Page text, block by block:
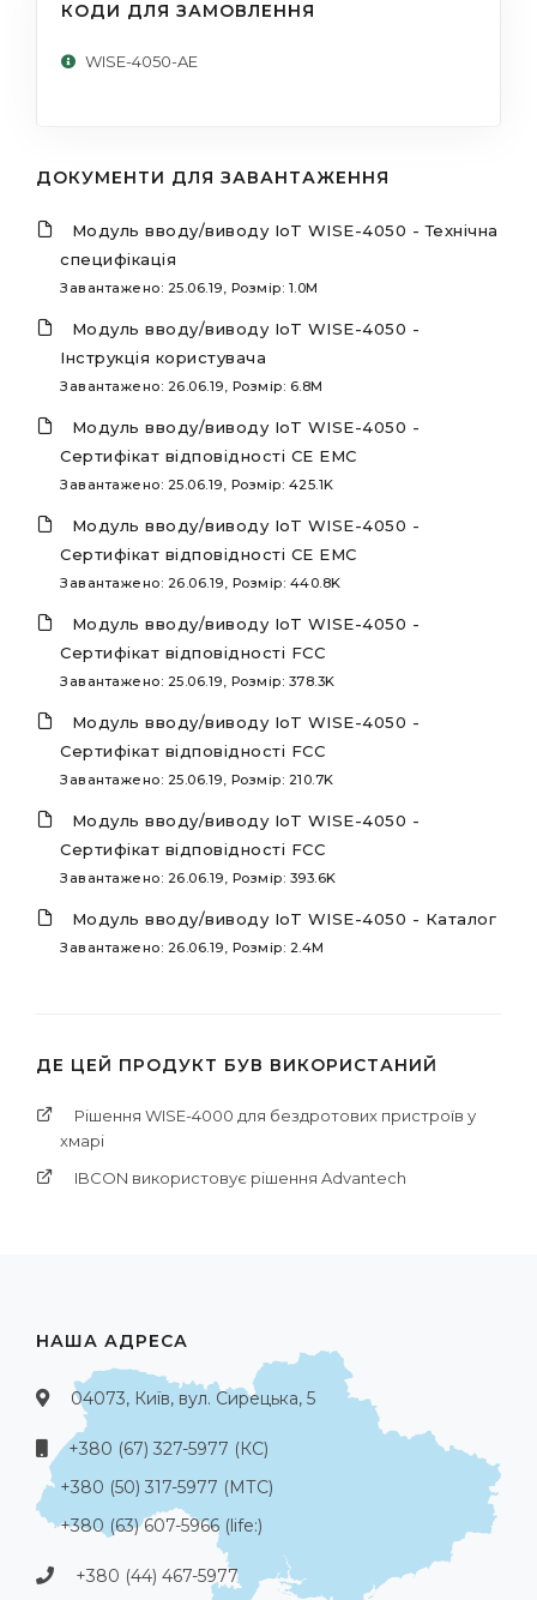
КОДИ ДЛЯ ЗАМОВЛЕННЯ
WISE-4050-AE
ДОКУМЕНТИ ДЛЯ ЗАВАНТАЖЕННЯ
Mодуль вводу/виводу IoT WISE-4050 - Технічна
специфікація
Завантажено: 25.06.19, Розмір: 1.0M
Mодуль вводу/виводу IoT WISE-4050 -
Інструкція користувача
Завантажено: 26.06.19, Розмір: 6.8M
Mодуль вводу/виводу IoT WISE-4050 -
Сертифікат відповідності CE EMC
Завантажено: 25.06.19, Розмір: 425.1K
Mодуль вводу/виводу IoT WISE-4050 -
Сертифікат відповідності CE EMC
Завантажено: 26.06.19, Розмір: 440.8K
Mодуль вводу/виводу IoT WISE-4050 -
Сертифікат відповідності FCC
Завантажено: 25.06.19, Розмір: 378.3K
Mодуль вводу/виводу IoT WISE-4050 -
Сертифікат відповідності FCC
Завантажено: 25.06.19, Розмір: 210.7K
Mодуль вводу/виводу IoT WISE-4050 -
Сертифікат відповідності FCC
Завантажено: 26.06.19, Розмір: 393.6K
Mодуль вводу/виводу IoT WISE-4050 - Каталог
Завантажено: 26.06.19, Розмір: 2.4M
ДЕ ЦЕЙ ПРОДУКТ БУВ ВИКОРИСТАНИЙ
Рішення WISE-4000 для бездротових пристроїв у
хмарі
IBCON використовує рішення Advantech
НАША АДРЕСА
04073, Київ, вул. Сирецька, 5
+380 (67) 327-5977 (КС)
+380 (50) 317-5977 (МТС)
+380 (63) 607-5966 (life:)
+380 (44) 467-5977